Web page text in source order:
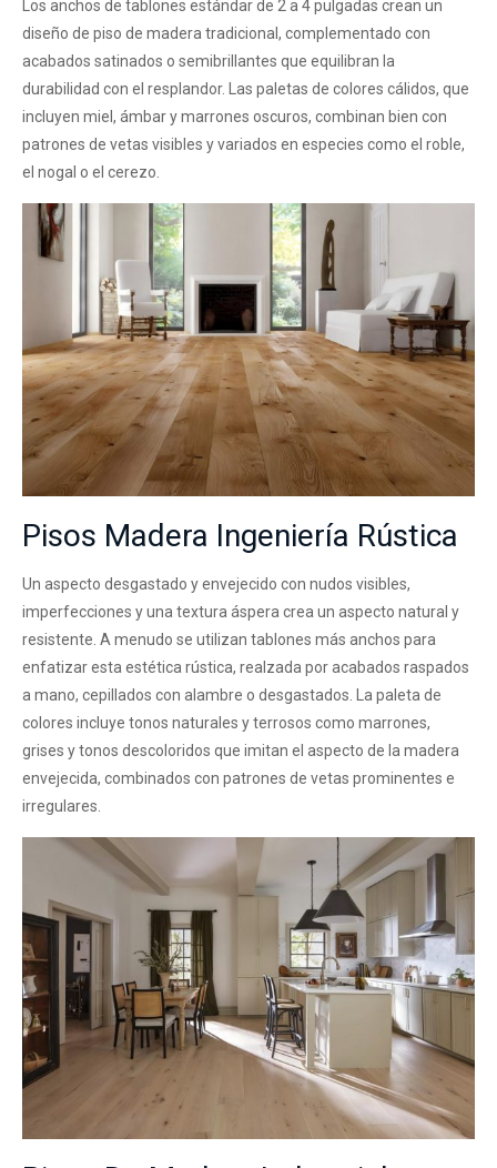
Los anchos de tablones estándar de 2 a 4 pulgadas crean un
diseño de piso de madera tradicional, complementado con
acabados satinados o semibrillantes que equilibran la
durabilidad con el resplandor. Las paletas de colores cálidos, que
incluyen miel, ámbar y marrones oscuros, combinan bien con
patrones de vetas visibles y variados en especies como el roble,
el nogal o el cerezo.
Pisos Madera Ingeniería Rústica
Un aspecto desgastado y envejecido con nudos visibles,
imperfecciones y una textura áspera crea un aspecto natural y
resistente. A menudo se utilizan tablones más anchos para
enfatizar esta estética rústica, realzada por acabados raspados
a mano, cepillados con alambre o desgastados. La paleta de
colores incluye tonos naturales y terrosos como marrones,
grises y tonos descoloridos que imitan el aspecto de la madera
envejecida, combinados con patrones de vetas prominentes e
irregulares.